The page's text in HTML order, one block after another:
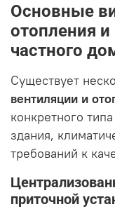
Основные
отопления
частного
Существует
вентиляции и
конкретного
здания,
требований к
приточной